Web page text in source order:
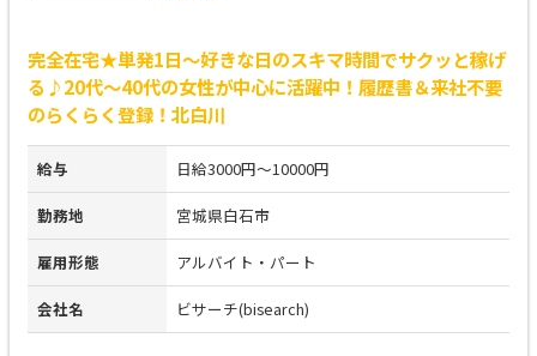
完全在宅★単発1日～好きな日のスキマ時間でサクッと稼げ
る♪20代～40代の女性が中心に活躍中！履歴書＆来社不要
のらくらく登録！北白川
給与 日給3000円～10000円
勤務地 宮城県白石市
雇用形態 アルバイト・パート
会社名 ビサーチ(bisearch)